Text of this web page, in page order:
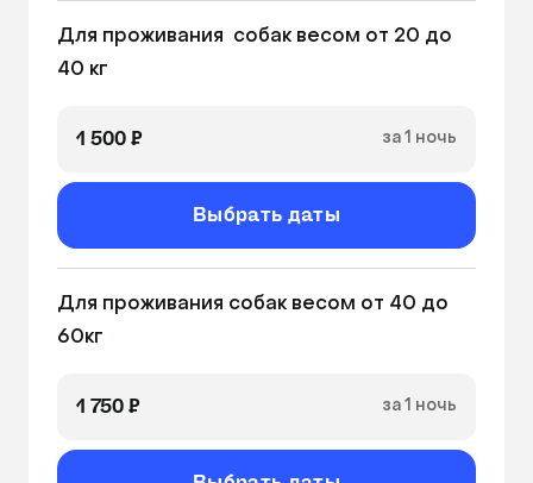
Для проживания  собак весом от 20 до
40 кг
1 500 ₽ за 1 ночь
Выбрать даты
Для проживания собак весом от 40 до
60кг
1 750 ₽ за 1 ночь